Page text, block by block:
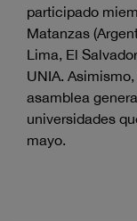
participado
Matanzas
Lima, El
UNIA.
asamblea
universidades
mayo.